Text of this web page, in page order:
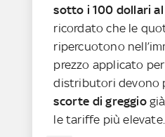
sotto i 100 dollari
ricordato che le
ripercuotono
prezzo applicato
distributori devono
scorte di greggio
le tariffe più elevate.